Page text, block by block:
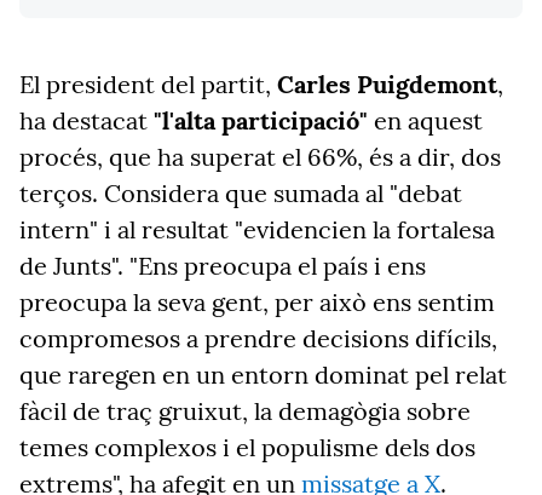
El president del partit, Carles Puigdemont,
ha destacat "l'alta participació" en aquest
procés, que ha superat el 66%, és a dir, dos
terços. Considera que sumada al "debat
intern" i al resultat "evidencien la fortalesa
de Junts". "Ens preocupa el país i ens
preocupa la seva gent, per això ens sentim
compromesos a prendre decisions difícils,
que raregen en un entorn dominat pel relat
fàcil de traç gruixut, la demagògia sobre
temes complexos i el populisme dels dos
extrems", ha afegit en un missatge a X.